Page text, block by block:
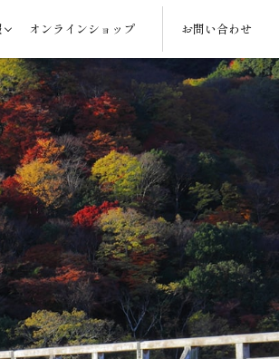
オンラインショップ お問い合わせ